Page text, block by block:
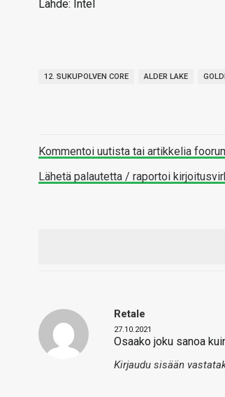
Lähde: Intel
12. SUKUPOLVEN CORE ALDER LAKE
Kommentoi uutista tai artikkelia
Lähetä palautetta / raportoi
Retale
27.10.2021
Osaako joku sanoa
Kirjaudu sisään